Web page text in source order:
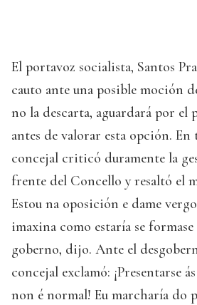
El portavoz socialista, Santos
cauto ante una posible moción
no la descarta, aguardará por el
antes de valorar esta opción. En
concejal criticó duramente la
frente del Concello y resaltó el
Estou na oposición e dame
imaxina como estaría se
goberno, dijo. Ante el
concejal exclamó: ¡Presentarse
non é normal! Eu marcharía do